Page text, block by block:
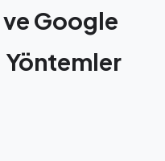
Google
Yöntemler